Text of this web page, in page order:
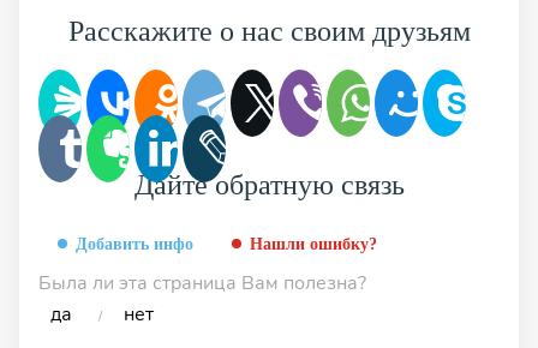
Расскажите о нас своим друзьям
Дайте обратную связь
Добавить инфо Нашли ошибку?
Была ли эта страница Вам полезна?
да
/ нет